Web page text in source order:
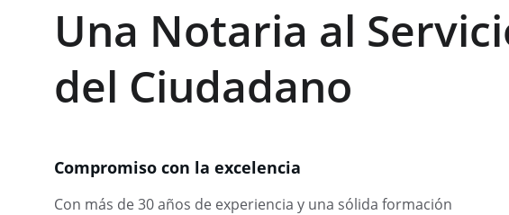
Una Notaria al
del Ciudadano
Con más de 30 años de experiencia y una sólida formación
Compromiso con la excelencia